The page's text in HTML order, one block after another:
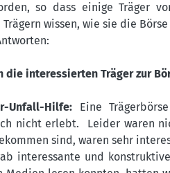
so dass einige Träger
wissen, wie sie die
die interessierten Träger zur
Unfall-Hilfe: Eine
nicht erlebt. Leider waren
sind, waren sehr
interessante und